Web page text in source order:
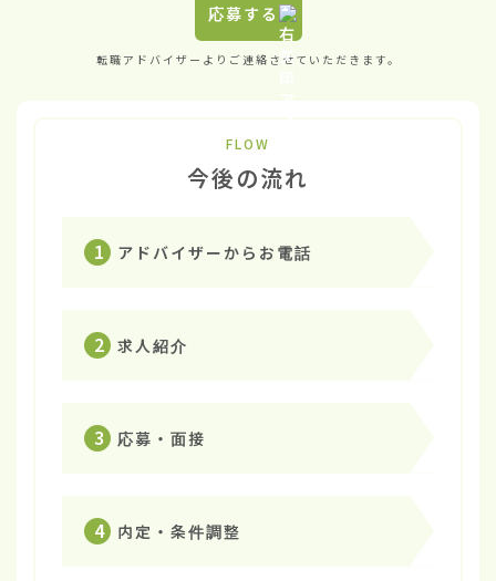
応募する
転職アドバイザーよりご連絡させていただきます。
FLOW
今後の流れ
1 アドバイザーからお電話
2 求人紹介
3 応募・面接
4 内定・条件調整